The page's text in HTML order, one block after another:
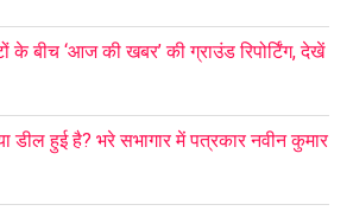
के बीच ‘आज की खबर’ की ग्राउंड रिपोर्टिंग, देखें
डील हुई है? भरे सभागार में पत्रकार नवीन कुमार